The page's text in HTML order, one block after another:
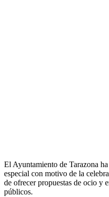
El Ayuntamiento de Tarazona
especial con motivo de la
de ofrecer propuestas de ocio y
públicos.